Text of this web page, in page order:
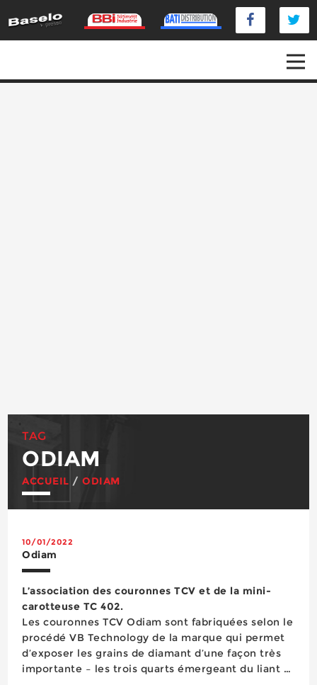
TAG
ODIAM
ACCUEIL /ODIAM
10/01/2022
Odiam
L’association des couronnes TCV et de la mini-
carotteuse TC 402.
Les couronnes TCV Odiam sont fabriquées selon le
procédé VB Technology de la marque qui permet
d’exposer les grains de diamant d’une façon très
importante – les trois quarts émergeant du liant –